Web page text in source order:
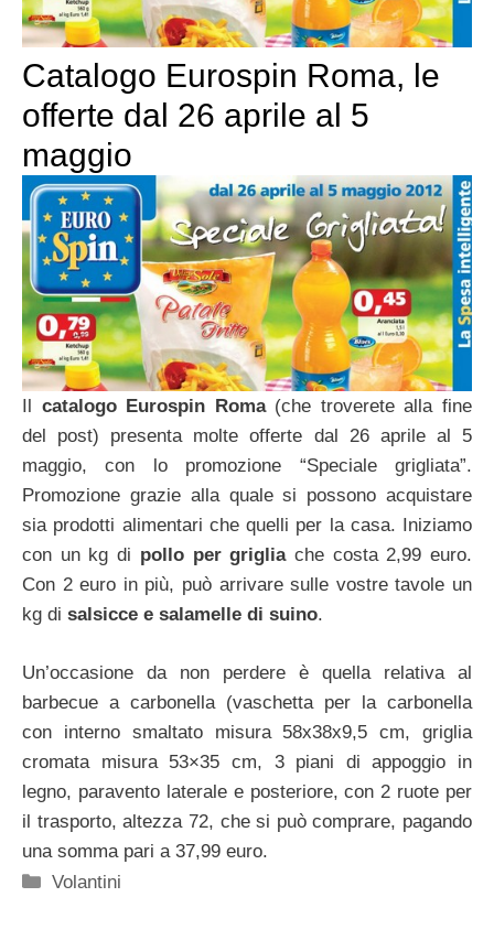
Catalogo Eurospin Roma, le
offerte dal 26 aprile al 5
maggio
Il catalogo Eurospin Roma(che troverete alla fine
del post) presenta molte offerte dal 26 aprile al 5
maggio, con lo promozione “Speciale grigliata”.
Promozione grazie alla quale si possono acquistare
sia prodotti alimentari che quelli per la casa. Iniziamo
con un kg di pollo per grigliache costa 2,99 euro.
Con 2 euro in più, può arrivare sulle vostre tavole un
kg di salsicce e salamelle di suino.
Un’occasione da non perdere è quella relativa al
barbecue a carbonella (vaschetta per la carbonella
con interno smaltato misura 58x38x9,5 cm, griglia
cromata misura 53×35 cm, 3 piani di appoggio in
legno, paravento laterale e posteriore, con 2 ruote per
il trasporto, altezza 72, che si può comprare, pagando
una somma pari a 37,99 euro.
Categorie
Volantini